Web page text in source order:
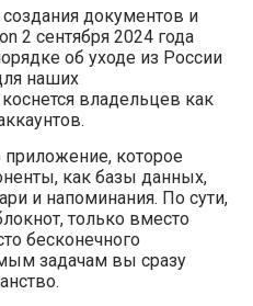
документов и
2 сентября 2024 года
об уходе из России
наших
владельцев как
которое
как базы данных,
и напоминания. По сути,
только вместо
бесконечного
задачам вы сразу